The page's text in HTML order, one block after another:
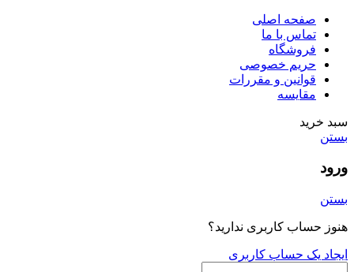
صفحه اصلی
تماس با ما
فروشگاه
حریم خصوصی
قوانین و مقررات
مقایسه
سبد خرید
بستن
ورود
بستن
هنوز حساب کاربری ندارید؟
ایجاد یک حساب کاربری